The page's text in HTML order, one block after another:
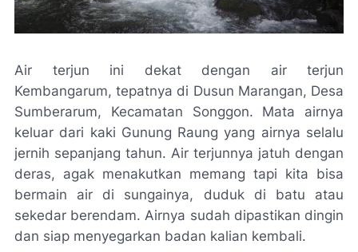
Air terjun ini dekat dengan air terjun
Kembangarum, tepatnya di Dusun Marangan, Desa
Sumberarum, Kecamatan Songgon. Mata airnya
keluar dari kaki Gunung Raung yang airnya selalu
jernih sepanjang tahun. Air terjunnya jatuh dengan
deras, agak menakutkan memang tapi kita bisa
bermain air di sungainya, duduk di batu atau
sekedar berendam. Airnya sudah dipastikan dingin
dan siap menyegarkan badan kalian kembali.